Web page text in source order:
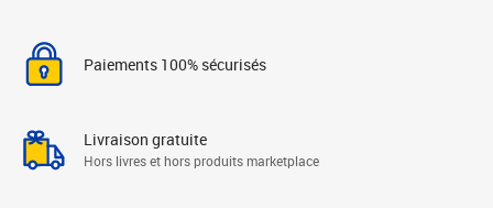
Paiements 100% sécurisés
Livraison gratuite
Hors livres et hors produits marketplace